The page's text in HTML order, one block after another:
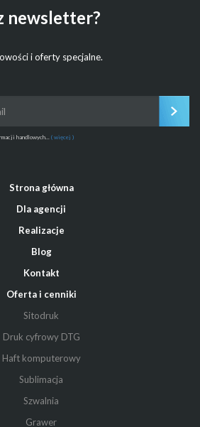
newsletter?
i oferty specjalne.
handlowych... ( więcej )
Strona główna
Dla agencji
Realizacje
Blog
Kontakt
Oferta i cenniki
Sitodruk
Druk cyfrowy DTG
Haft komputerowy
Sublimacja
Szwalnia
Grawer